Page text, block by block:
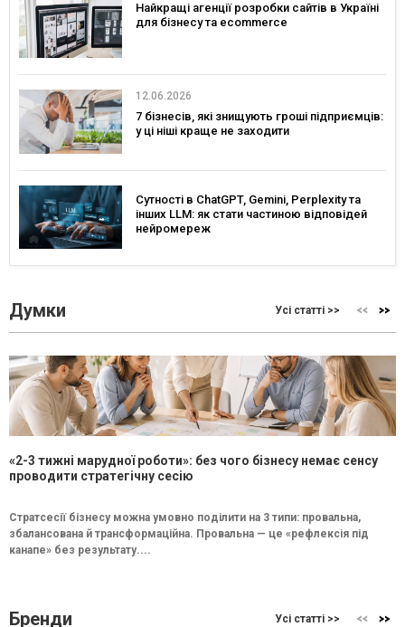
Найкращі агенції розробки сайтів в Україні
для бізнесу та ecommerce
12.06.2026
7 бізнесів, які знищують гроші підприємців:
у ці ніші краще не заходити
Сутності в ChatGPT, Gemini, Perplexity та
інших LLM: як стати частиною відповідей
нейромереж
Думки Усі статті >>
«2-3 тижні марудної роботи»: без чого бізнесу немає сенсу
проводити стратегічну сесію
Стратсесії бізнесу можна умовно поділити на 3 типи: провальна,
збалансована й трансформаційна. Провальна — це «рефлексія під
канапе» без результату....
Бренди Усі статті >>